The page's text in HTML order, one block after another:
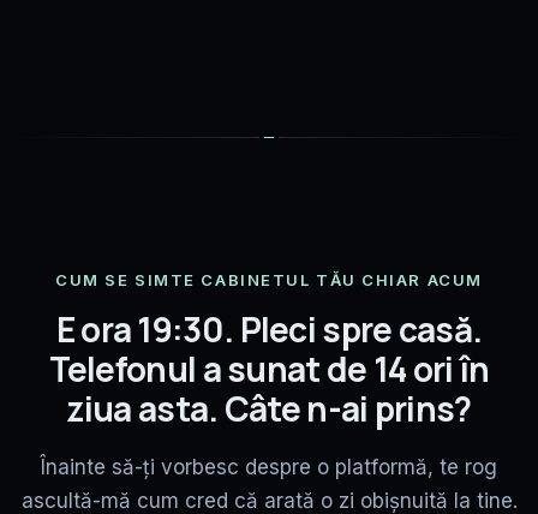
CUM SE SIMTE CABINETUL TĂU CHIAR ACUM
E ora 19:30. Pleci spre casă.
Telefonul a sunat de 14 ori în
ziua asta. Câte n-ai prins?
Înainte să-ți vorbesc despre o platformă, te rog
ascultă-mă cum cred că arată o zi obișnuită la tine.